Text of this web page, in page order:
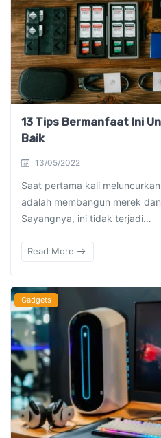
13 Tips Bermanfaat Ini
Baik
13/05/2022
Saat pertama kali
adalah membangun merek
Sayangnya, ini tidak terjadi…
Read More
Gadgets